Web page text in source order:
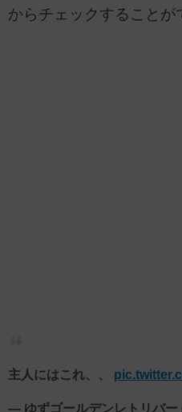
からチェックすることが
主人にはこれ、、
— ゆずゴールデンレトリバ